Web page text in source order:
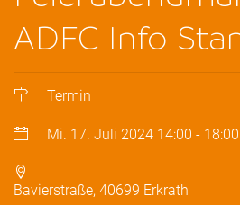
ADFC Info
Termin
Mi. 17. Juli 2024 14:00 - 18:00
Bavierstraße, 40699 Erkrath